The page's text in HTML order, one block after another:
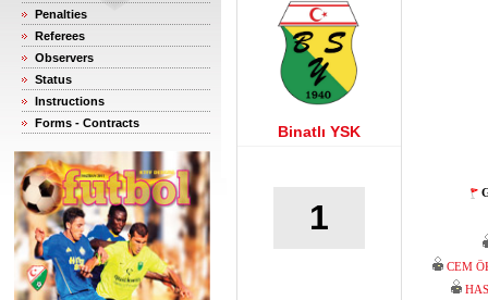
Penalties
Referees
Observers
Status
Instructions
Forms - Contracts
Binatlı YSK
1
CEM